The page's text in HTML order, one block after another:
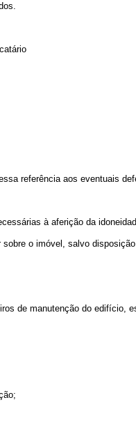
referência aos eventuais
à aferição da
o imóvel, salvo
de manutenção do edifício,